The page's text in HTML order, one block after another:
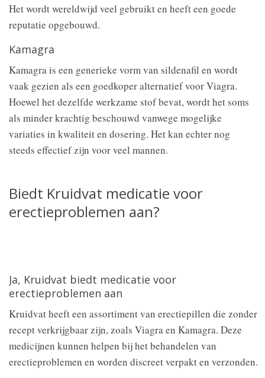
Het wordt wereldwijd veel gebruikt en heeft een goede
reputatie opgebouwd.
Kamagra
Kamagra is een generieke vorm van sildenafil en wordt
vaak gezien als een goedkoper alternatief voor Viagra.
Hoewel het dezelfde werkzame stof bevat, wordt het soms
als minder krachtig beschouwd vanwege mogelijke
variaties in kwaliteit en dosering. Het kan echter nog
steeds effectief zijn voor veel mannen.
Biedt Kruidvat medicatie voor
erectieproblemen aan?
Ja, Kruidvat biedt medicatie voor
erectieproblemen aan
Kruidvat heeft een assortiment van erectiepillen die zonder
recept verkrijgbaar zijn, zoals Viagra en Kamagra. Deze
medicijnen kunnen helpen bij het behandelen van
erectieproblemen en worden discreet verpakt en verzonden.